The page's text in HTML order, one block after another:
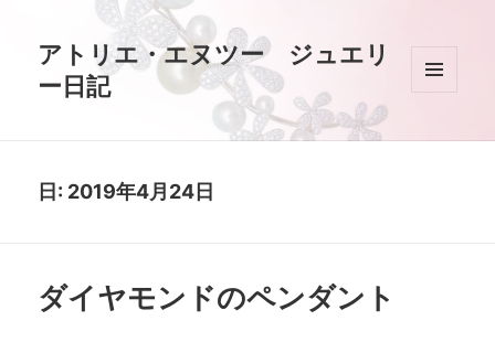
アトリエ・エヌツー ジュエリ
ー日記
ィジェ
日: 2019年4月24日
ダイヤモンドのペンダント